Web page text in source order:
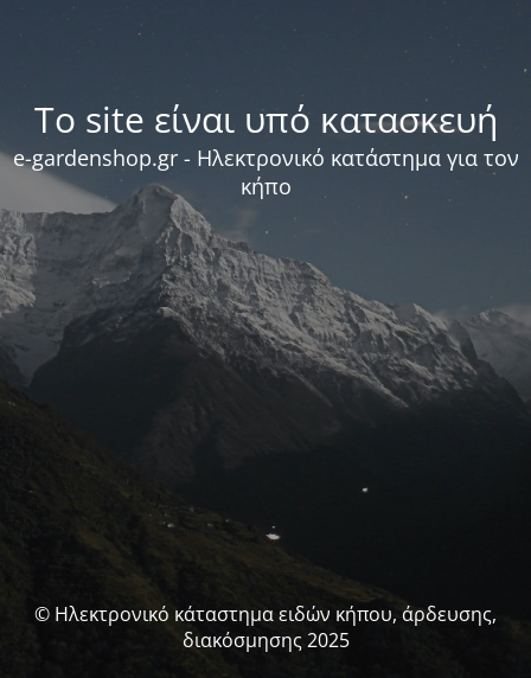
Το site είναι υπό κατασκευή
e-gardenshop.gr - Ηλεκτρονικό κατάστημα για τον
κήπο
© Ηλεκτρονικό κάταστημα ειδών κήπου, άρδευσης,
διακόσμησης 2025